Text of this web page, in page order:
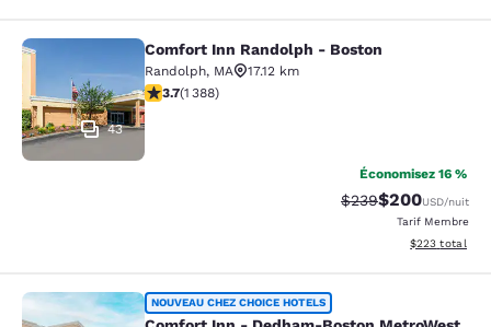
Comfort Inn Randolph - Boston
43
Comfort Inn Randolph - Boston
Randolph, MA
17.12 km
3.68 étoiles. Bien. 1388 commentaires
3.7(1 388)
Économisez 16 %
Tarif barré :
$239Tarif réduit :
$200USD/nuit
Tarif Membre
Afficher les
$223 total
Comfort Inn - Dedham-Boston
NOUVEAU CHEZ CHOICE HOTELS